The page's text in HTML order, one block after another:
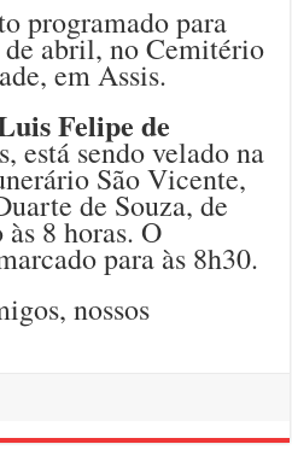
programado para
de abril, no Cemitério
em Assis.
Felipe de
está sendo velado na
São Vicente,
de Souza, de
8 horas. O
para às 8h30.
nossos